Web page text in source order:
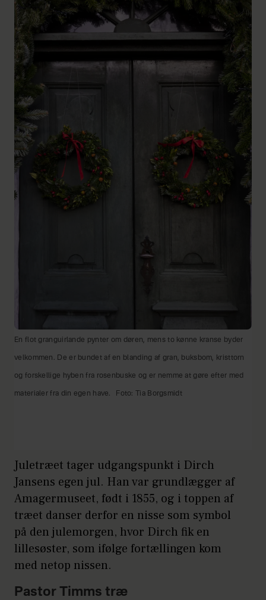
En flot granguirlande pynter om døren, mens to kønne kranse byder
velkommen. De er bundet af en blanding af gran, buksbom, kristtorn
og forskellige hyben fra rosenbuske og er nemme at gøre efter med
materialer fra din egen have. Foto: Tia Borgsmidt
Juletræet tager udgangspunkt i Dirch
Jansens egen jul. Han var grundlægger af
Amagermuseet, født i 1855, og i toppen af
træet danser derfor en nisse som symbol
på den julemorgen, hvor Dirch fik en
lillesøster, som ifølge fortællingen kom
med netop nissen.
Pastor Timms træ